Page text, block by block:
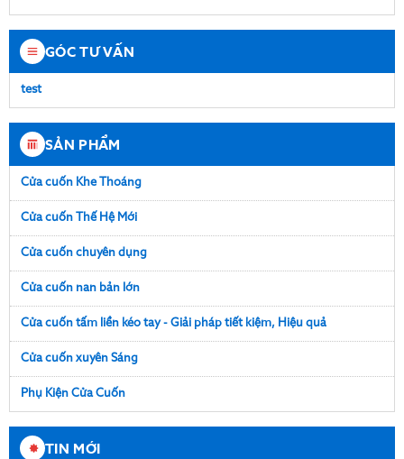
GÓC TƯ VẤN
test
SẢN PHẨM
Cửa cuốn Khe Thoáng
Cửa cuốn Thế Hệ Mới
Cửa cuốn chuyên dụng
Cửa cuốn nan bản lớn
Cửa cuốn tấm liền kéo tay - Giải pháp tiết kiệm, Hiệu quả
Cửa cuốn xuyên Sáng
Phụ Kiện Cửa Cuốn
TIN MỚI